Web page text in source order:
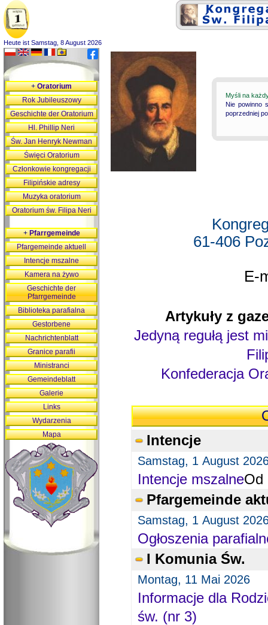
Heute ist Samstag, 8 August 2026
Myśli na
Nie powinno
poprzedniej
61-406
E-
Artykuły z
Jedyną regułą jest
Konfederacja
Intencje
Samstag, 1 August
Intencje mszalneOd
Pfargemeinde
Samstag, 1 August
Ogłoszenia
I Komunia Św.
Montag, 11 Mai 2026
Informacje dla
św. (nr 3)
+Oratorium
Rok Jubileuszowy
Geschichte der Oratorium
Hl. Phillip Neri
Św. Jan Henryk Newman
Święci Oratorium
Członkowie kongregacji
Filipińskie adresy
Muzyka oratorium
Oratorium św. Filipa Neri
+Pfarrgemeinde
Pfargemeinde aktuell
Intencje mszalne
Kamera na żywo
Geschichte der
Pfarrgemeinde
Biblioteka parafialna
Gestorbene
Nachrichtenblatt
Granice parafii
Ministranci
Gemeindeblatt
Galerie
Links
Wydarzenia
Mapa